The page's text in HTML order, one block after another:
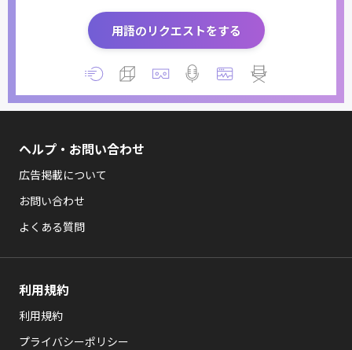
用語のリクエストをする
ヘルプ・お問い合わせ
広告掲載について
お問い合わせ
よくある質問
利用規約
利用規約
プライバシーポリシー